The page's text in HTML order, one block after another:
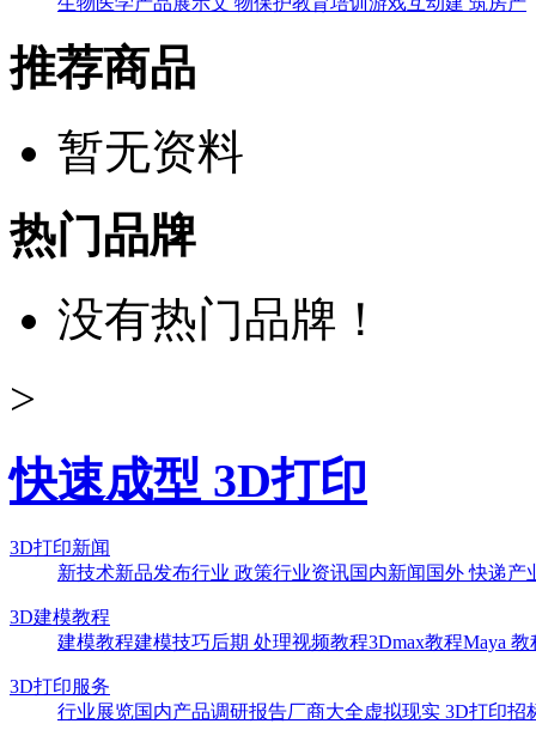
推荐商品
暂无资料
热门品牌
没有热门品牌！
>
快速成型 3D打印
3D打印新闻
新技术新品发布行业 政策行业资讯国内新闻 国外 快递产
3D建模教程
建模教程建模技巧后期 处理视频教程3Dmax教程Maya 教
3D打印服务
行业展览国内产品调研报告厂商大全虚拟现实 3D打印招